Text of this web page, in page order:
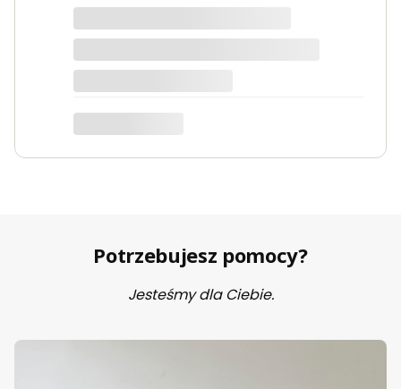
ciemno zielony Velvet
Potrzebujesz pomocy?
Jesteśmy dla Ciebie.